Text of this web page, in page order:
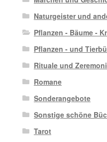
Naturgeister und
Pflanzen - Bäume -
Pflanzen - und
Rituale und
Romane
Sonderangebote
Sonstige schöne
Tarot